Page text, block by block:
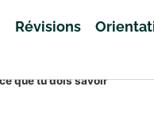
Révisions
que tu dois savoir